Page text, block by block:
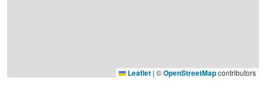
Leaflet | ©OpenStreetMapcontributors